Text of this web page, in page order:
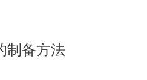
制备方法